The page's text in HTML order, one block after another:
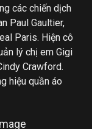
các chiến dịch
Paul Gaultier,
Paris. Hiện cô
lý chị em Gigi
Crawford.
hiệu quần áo